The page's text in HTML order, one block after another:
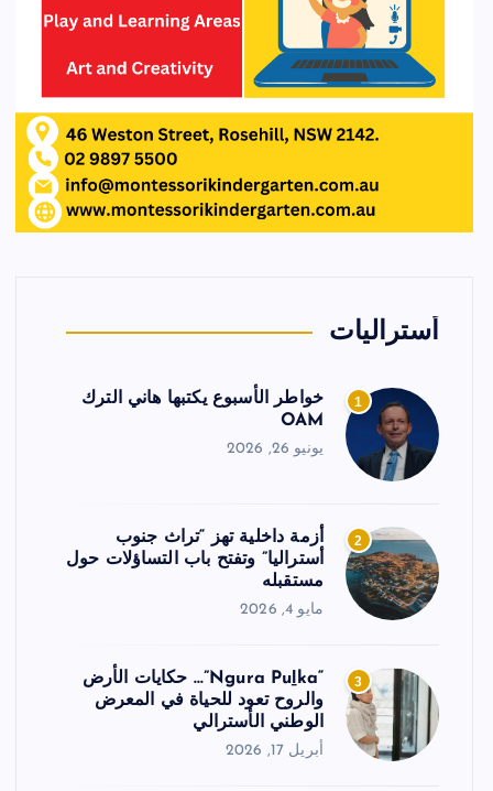
أستراليات
1
خواطر الأسبوع يكتبها هاني الترك
OAM
يونيو 26, 2026
2
أزمة داخلية تهز “تراث جنوب
أستراليا” وتفتح باب التساؤلات حول
مستقبله
مايو 4, 2026
3
“Ngura Puḻka”… حكايات الأرض
والروح تعود للحياة في المعرض
الوطني الأسترالي
أبريل 17, 2026